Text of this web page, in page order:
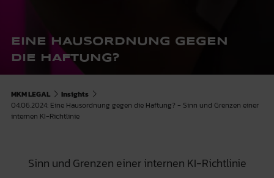
EINE HAUSORDNUNG GEGEN
DIE HAFTUNG?
MKM LEGAL
Insights
04.06.2024: Eine Hausordnung gegen die Haftung? - Sinn und Grenzen einer
internen KI-Richtlinie
Sinn und Grenzen einer internen KI-Richtlinie